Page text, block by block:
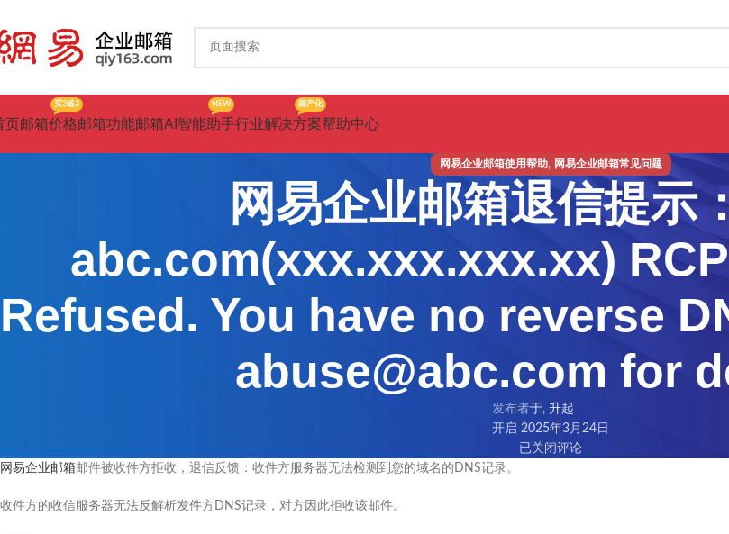
页邮箱价格
买3送3
邮箱功能邮箱AI智能助手
NEW
行业解决方案
国产化
帮助中心
网易企业邮箱使用帮助, 网易企业邮箱常见问题
网易企业邮箱退信提示
abc.com(xxx.xxx.xxx.xx)
Refused. You have no reverse
abuse@abc.com for
发布者于, 升起
开启 2025年3月24日
已关闭评论
网易企业邮箱 邮件被收件方拒收，退信反馈：收件方服务器无法检测到您的域名的DNS记录。
收件方的收信服务器无法反解析发件方DNS记录，对方因此拒收该邮件。